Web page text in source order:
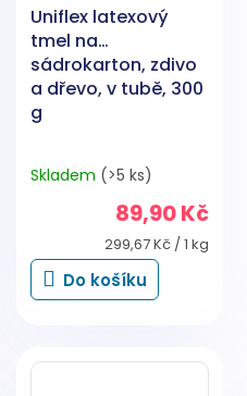
Uniflex latexový
tmel na
sádrokarton, zdivo
a dřevo, v tubě, 300
g
Skladem (>5 ks)
89,90 Kč
Měrná
cena:
299,67 Kč / 1 kg
Do košíku